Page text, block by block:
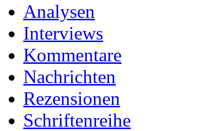
Analysen
Interviews
Kommentare
Nachrichten
Rezensionen
Schriftenreihe